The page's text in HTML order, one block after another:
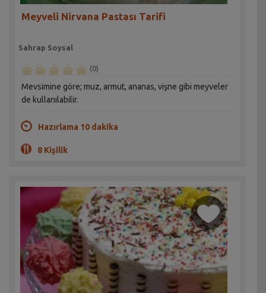
Meyveli Nirvana Pastası Tarifi
Sahrap Soysal
(0)
Mevsimine göre; muz, armut, ananas, vişne gibi meyveler
de kullanılabilir.
Hazırlama 10 dakika
8 Kişilik